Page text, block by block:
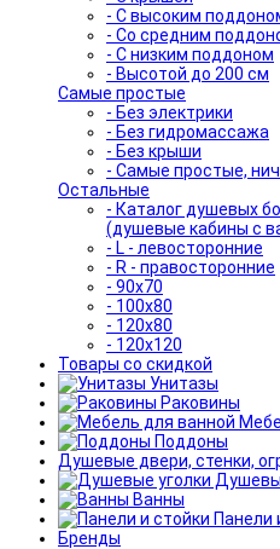
- С высоким
- Со средним
- С низким поддоном
- Высотой до 200 см
Самые простые
- Без электрики
- Без гидромассажа
- Без крыши
- Самые простые,
Остальные
- Каталог душевых
(душевые кабины с
- L - левосторонние
- R - правосторонние
- 90x70
- 100x80
- 120x80
- 120x120
Товары со скидкой
Унитазы
Раковины
Поддоны
Душевые двери, стенки,
Ванны
Панели
Бренды